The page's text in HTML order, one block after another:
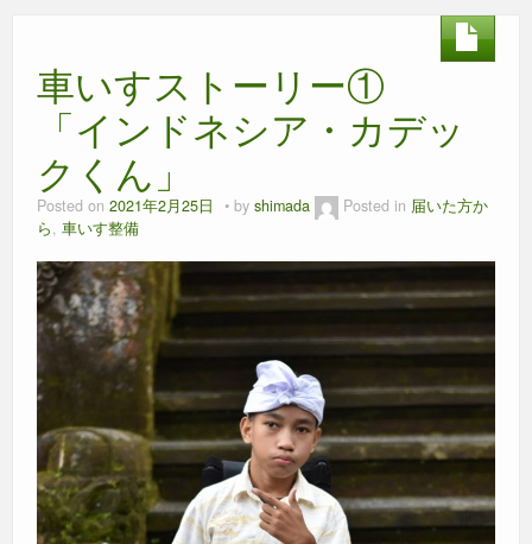
o
o
k
g
er
p
p
車いすストーリー①
「インドネシア・カデッ
クくん」
Posted on 2021年2月25日 by shimada Posted in 届いた方か
ら, 車いす整備